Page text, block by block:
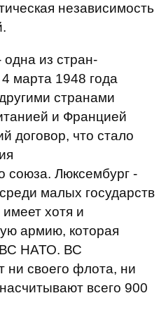
независимость
из стран-
марта 1948 года
странами
и Францией
договор, что стало
союза. Люксембург -
малых государств
хотя и
армию, которая
НАТО. ВС
ни своего флота, ни
всего 900